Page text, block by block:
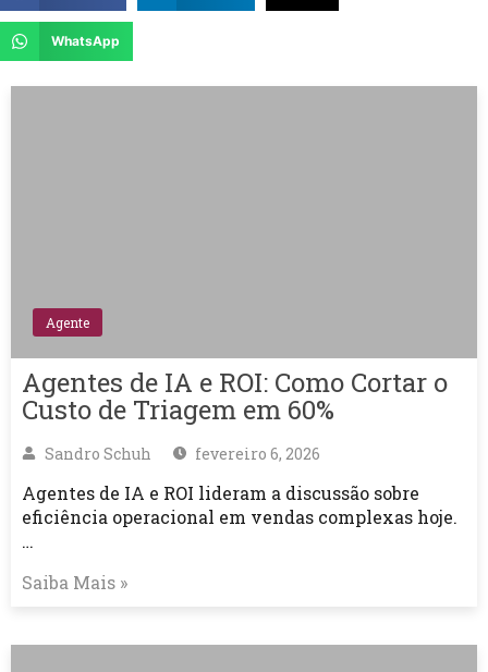
WhatsApp
Agente
Agentes de IA e ROI: Como Cortar o
Custo de Triagem em 60%
Sandro Schuh fevereiro 6, 2026
Agentes de IA e ROI lideram a discussão sobre
eficiência operacional em vendas complexas hoje.
…
Saiba Mais »